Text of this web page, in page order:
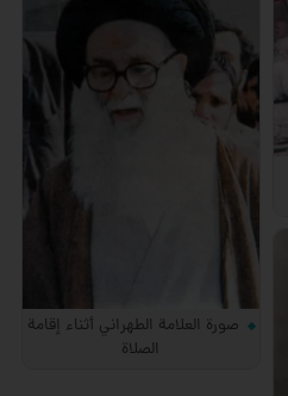
صورة العلامة الطهراني أثناء إقامة
الصلاة